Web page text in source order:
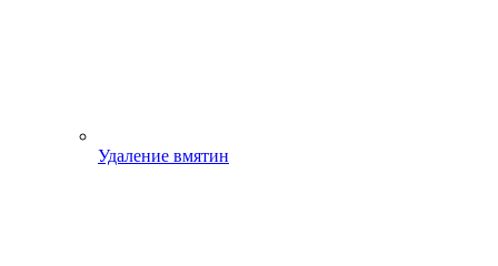
Удаление вмятин